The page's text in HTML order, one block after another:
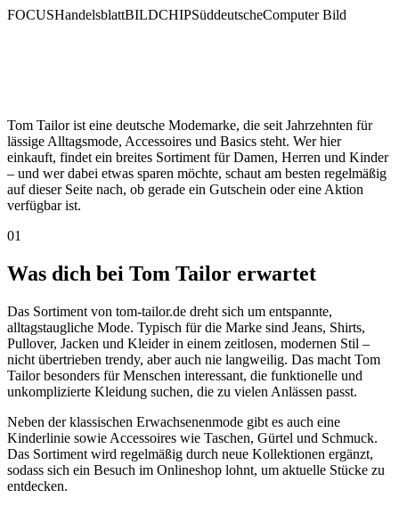
FOCUSHandelsblattBILDCHIPSüddeutscheComputer Bild
Tom Tailor ist eine deutsche Modemarke, die seit Jahrzehnten für
lässige Alltagsmode, Accessoires und Basics steht. Wer hier
einkauft, findet ein breites Sortiment für Damen, Herren und Kinder
– und wer dabei etwas sparen möchte, schaut am besten regelmäßig
auf dieser Seite nach, ob gerade ein Gutschein oder eine Aktion
verfügbar ist.
01
Was dich bei Tom Tailor erwartet
Das Sortiment von tom-tailor.de dreht sich um entspannte,
alltagstaugliche Mode. Typisch für die Marke sind Jeans, Shirts,
Pullover, Jacken und Kleider in einem zeitlosen, modernen Stil –
nicht übertrieben trendy, aber auch nie langweilig. Das macht Tom
Tailor besonders für Menschen interessant, die funktionelle und
unkomplizierte Kleidung suchen, die zu vielen Anlässen passt.
Neben der klassischen Erwachsenenmode gibt es auch eine
Kinderlinie sowie Accessoires wie Taschen, Gürtel und Schmuck.
Das Sortiment wird regelmäßig durch neue Kollektionen ergänzt,
sodass sich ein Besuch im Onlineshop lohnt, um aktuelle Stücke zu
entdecken.